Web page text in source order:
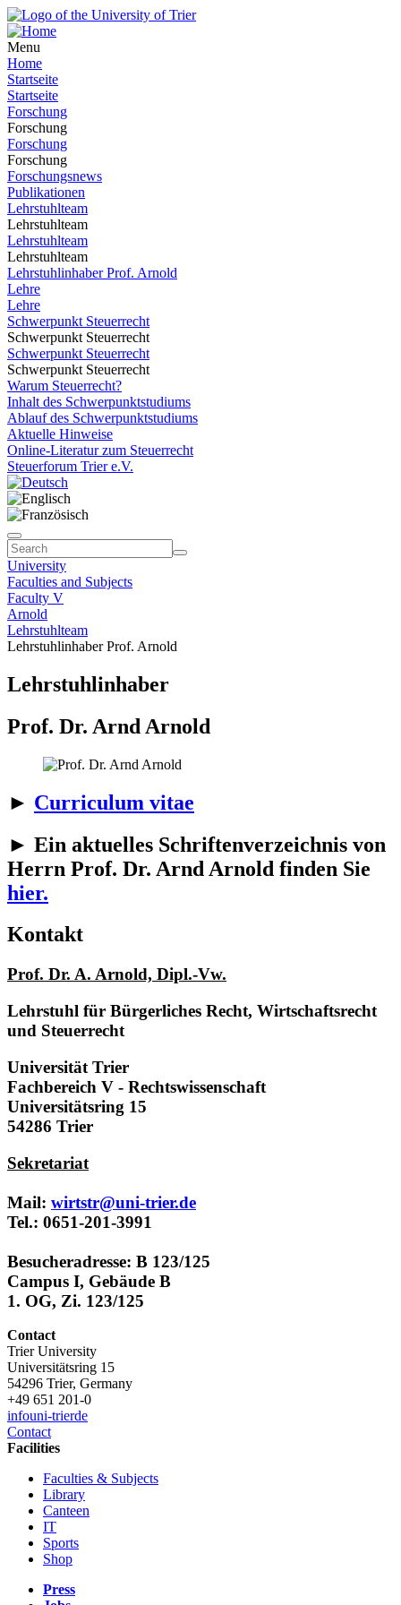
Menu
Home
Startseite
Startseite
Forschung
Forschung
Forschung
Forschung
Forschungsnews
Publikationen
Lehrstuhlteam
Lehrstuhlteam
Lehrstuhlteam
Lehrstuhlteam
Lehrstuhlinhaber Prof. Arnold
Lehre
Lehre
Schwerpunkt Steuerrecht
Schwerpunkt Steuerrecht
Schwerpunkt Steuerrecht
Schwerpunkt Steuerrecht
Warum Steuerrecht?
Inhalt des Schwerpunktstudiums
Ablauf des Schwerpunktstudiums
Aktuelle Hinweise
Online-Literatur zum Steuerrecht
Steuerforum Trier e.V.
University
Faculties and Subjects
Faculty V
Arnold
Lehrstuhlteam
Lehrstuhlinhaber Prof. Arnold
Lehrstuhlinhaber
Prof. Dr. Arnd Arnold
► Curriculum vitae
► Ein aktuelles Schriftenverzeichnis von
Herrn Prof. Dr. Arnd Arnold finden Sie
hier.
Kontakt
Prof. Dr. A. Arnold, Dipl.-Vw.
Lehrstuhl für Bürgerliches Recht, Wirtschaftsrecht
und Steuerrecht
Universität Trier
Fachbereich V - Rechtswissenschaft
Universitätsring 15
54286 Trier
Sekretariat
Mail: wirtstr@uni-trier.de
Tel.: 0651-201-3991
Besucheradresse: B 123/125
Campus I, Gebäude B
1. OG, Zi. 123/125
Contact
Trier University
Universitätsring 15
54296 Trier, Germany
+49 651 201-0
infouni-trierde
Contact
Facilities
Faculties & Subjects
Library
Canteen
IT
Sports
Shop
Press